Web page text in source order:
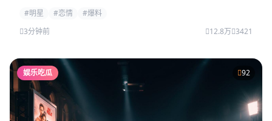
#明星
#恋情
#爆料
3分钟前
12.8万 3421
娱乐吃瓜 92